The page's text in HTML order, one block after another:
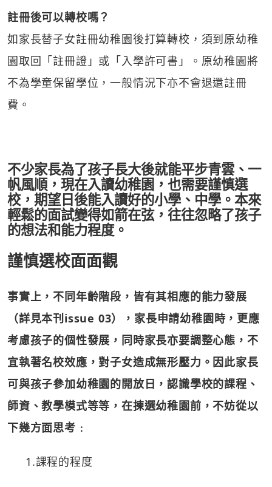
註冊後可以轉校嗎？
如家長替子女註冊幼稚園後打算轉校，須到原幼稚
園取回「註冊證」或「入學許可書」。原幼稚園將
不為學童保留學位，一般情況下亦不會退還註冊
費。
不少家長為了孩子長大後就能平步青雲、一
帆風順，現在入讀幼稚園，也需要謹慎選
校，期望日後能入讀好的小學、中學。本來
輕鬆的面試變得如箭在弦，往往忽略了孩子
的想法和能力程度。
謹慎選校面面觀
事實上，不同年齡階段，皆有其相應的能力發展
（詳見本刊issue 03），家長申請幼稚園時，更應
考慮孩子的個性發展，同時家長亦要調整心態，不
宜執著名校效應，對子女造成無形壓力。因此家長
可與孩子參加幼稚園的開放日，認識學校的課程、
師資、教學模式等等，在揀選幼稚園前，不妨從以
下幾方面思考﹕
1.課程的程度